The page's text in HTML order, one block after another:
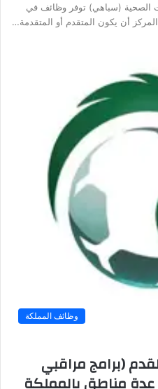
الصحية (سباهي) توفر وظائف في
أن يكون المتقدم أو المتقدمة…
وظائف المملكة
(برامج مراقبي
مناطق بالمملكة